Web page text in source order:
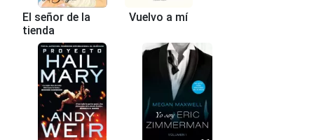
El señor de la
tienda
Vuelvo a mí